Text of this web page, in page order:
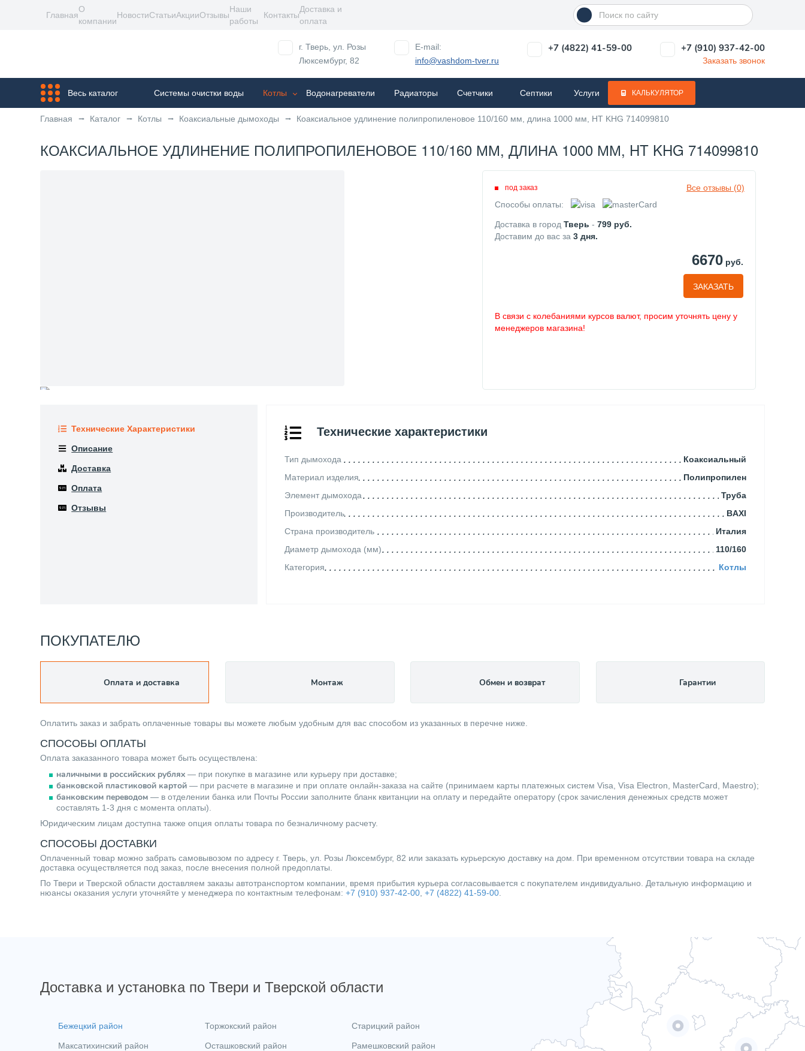
Главная
О
компании
НовостиСтатьиАкцииОтзывы
Наши
работы
Контакты
Доставка и
оплата
г. Тверь, ул. Розы
Люксембург, 82
E-mail:
info@vashdom-tver.ru
+7 (4822) 41-59-00 +7 (910) 937-42-00
Заказать звонок
Весь каталог Системы очистки воды Котлы Водонагреватели Радиаторы Cчетчики Септики Услуги КАЛЬКУЛЯТОР
Главная Каталог Котлы Коаксиальные дымоходы Коаксиальное удлинение полипропиленовое 110/160 мм, длина 1000 мм, HT KHG 714099810
КОАКСИАЛЬНОЕ УДЛИНЕНИЕ ПОЛИПРОПИЛЕНОВОЕ 110/160 ММ, ДЛИНА 1000 ММ, HT KHG 714099810
Все отзывы (0)
под заказ
Способы оплаты:
Доставка в город Тверь - 799 руб.
Доставим до вас за 3 дня.
6670руб.
ЗАКАЗАТЬ
В связи с колебаниями курсов валют, просим уточнять цену у
менеджеров магазина!
Технические Характеристики Технические характеристики
Тип дымохода
Коаксиальный
Материал изделия
Полипропилен
Элемент дымохода
Труба
Производитель
BAXI
Страна производитель
Италия
Диаметр дымохода (мм)
110/160
Категория
Котлы
Описание
Доставка
Оплата
Отзывы
ПОКУПАТЕЛЮ
Оплата и доставка
Оплатить заказ и забрать оплаченные товары вы можете любым удобным для вас способом из указанных в перечне ниже.
СПОСОБЫ ОПЛАТЫ
Оплата заказанного товара может быть осуществлена:
наличными в российских рублях — при покупке в магазине или курьеру при доставке;
банковской пластиковой картой — при расчете в магазине и при оплате онлайн-заказа на сайте (принимаем карты платежных систем Visa, Visa Electron, MasterCard, Maestro);
банковским переводом — в отделении банка или Почты России заполните бланк квитанции на оплату и передайте оператору (срок зачисления денежных средств может
составлять 1-3 дня с момента оплаты).
Юридическим лицам доступна также опция оплаты товара по безналичному расчету.
СПОСОБЫ ДОСТАВКИ
Оплаченный товар можно забрать самовывозом по адресу г. Тверь, ул. Розы Люксембург, 82 или заказать курьерскую доставку на дом. При временном отсутствии товара на складе
доставка осуществляется под заказ, после внесения полной предоплаты.
По Твери и Тверской области доставляем заказы автотранспортом компании, время прибытия курьера согласовывается с покупателем индивидуально. Детальную информацию и
нюансы оказания услуги уточняйте у менеджера по контактным телефонам:+7 (910) 937-42-00 ,+7 (4822) 41-59-00
Монтаж Обмен и возврат Гарантии
Доставка и установка по Твери и Тверской области
Бежецкий район
Максатихинский район
Торжокский район
Осташковский район
Старицкий район
Рамешковский район